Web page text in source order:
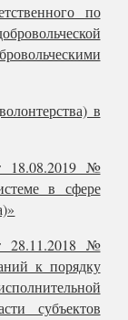
по
в
18.08.2019 №
в сфере
28.11.2018 №
к порядку
субъектов